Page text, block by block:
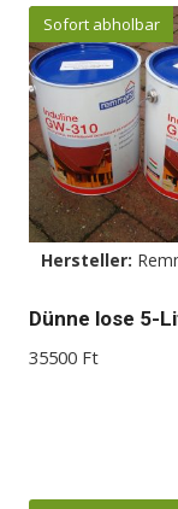
Sofort abholbar
Hersteller:
Dünne lose 5-
35500 Ft